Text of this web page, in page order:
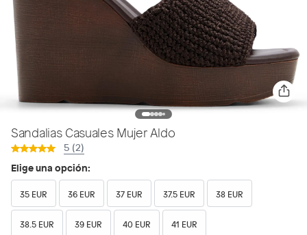
Sandalias Casuales Mujer Aldo
5 (2)
Elige una opción:
35 EUR 36 EUR 37 EUR 37.5 EUR 38 EUR
38.5 EUR 39 EUR 40 EUR 41 EUR